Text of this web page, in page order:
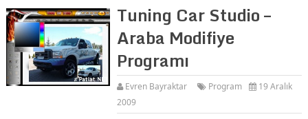
Tuning Car Studio –
Araba Modifiye
Programı
Evren Bayraktar Program
19 Aralık
2009